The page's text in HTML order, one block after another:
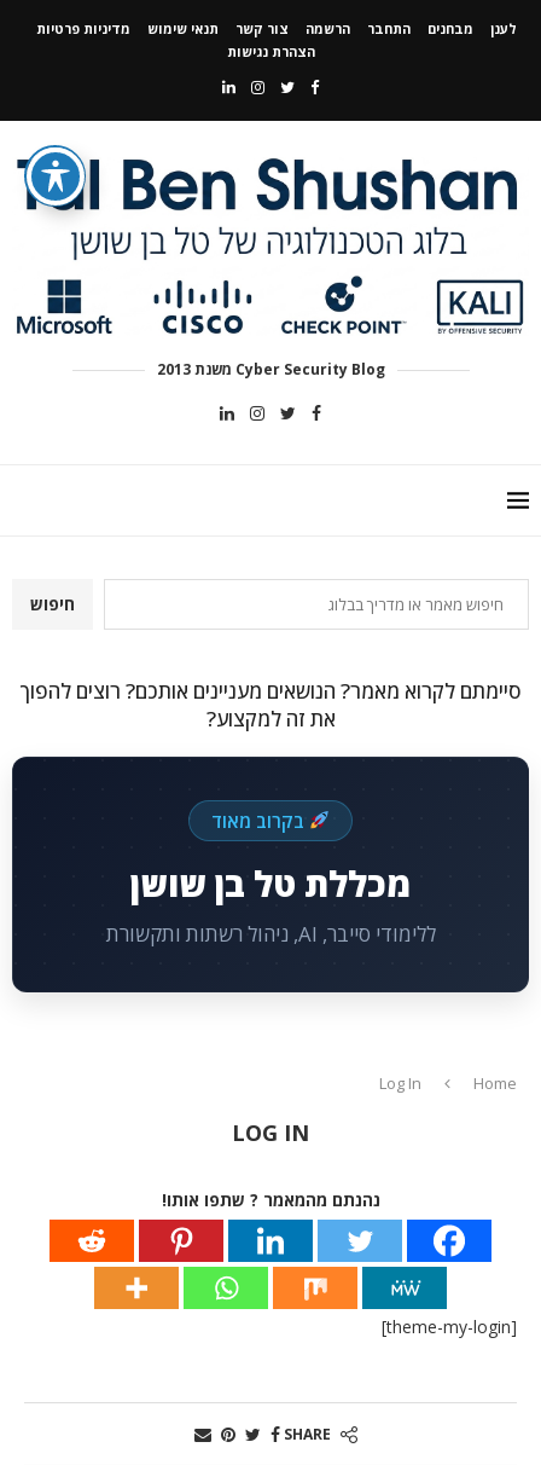
לענן מבחנים התחבר הרשמה צור קשר תנאי שימוש
מדיניות פרטיות
הצהרת נגישות
Cyber Security Blog משנת 2013
חיפוש
סיימתם לקרוא מאמר? הנושאים מעניינים אותכם? רוצים להפוך
את זה למקצוע?
בקרוב מאוד
מכללת טל בן שושן
ללימודי סייבר, AI, ניהול רשתות ותקשורת
Home
Log In
LOG IN
נהנתם מהמאמר ? שתפו אותו!
[theme-my-login]
SHARE